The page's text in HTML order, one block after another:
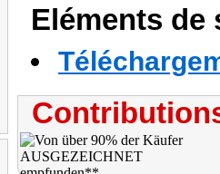
Eléments